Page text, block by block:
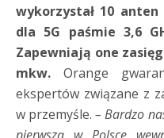
wykorzystał 10 anten
dla 5G paśmie 3,6
Zapewniają one
mkw. Orange
ekspertów związane z
w przemyśle.–Bardzo